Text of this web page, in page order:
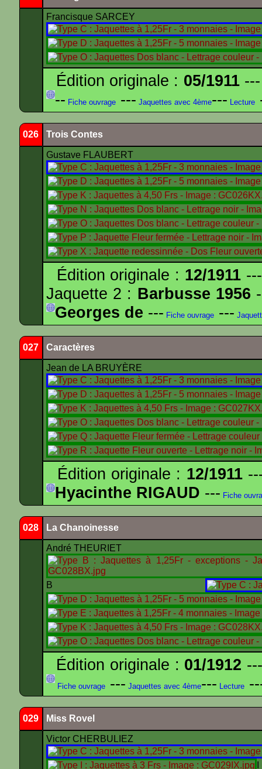
Francisque SARCEY
Édition originale : 05/1911---
-- Fiche ouvrage --- Jaquettes avec 4ème--- Lecture
026 Trois Contes
Gustave FLAUBERT
Édition originale : 12/1911
Jaquette 2 : Barbusse 1956
Georges de --- Fiche ouvrage ---
027 Caractères
Jean de LA BRUYÈRE
Édition originale : 12/1911
Hyacinthe RIGAUD --- Fiche
028 La Chanoinesse
André THEURIET
B
Édition originale : 01/1912
Fiche ouvrage --- Jaquettes avec 4ème--- Lecture
029 Miss Rovel
Victor CHERBULIEZ